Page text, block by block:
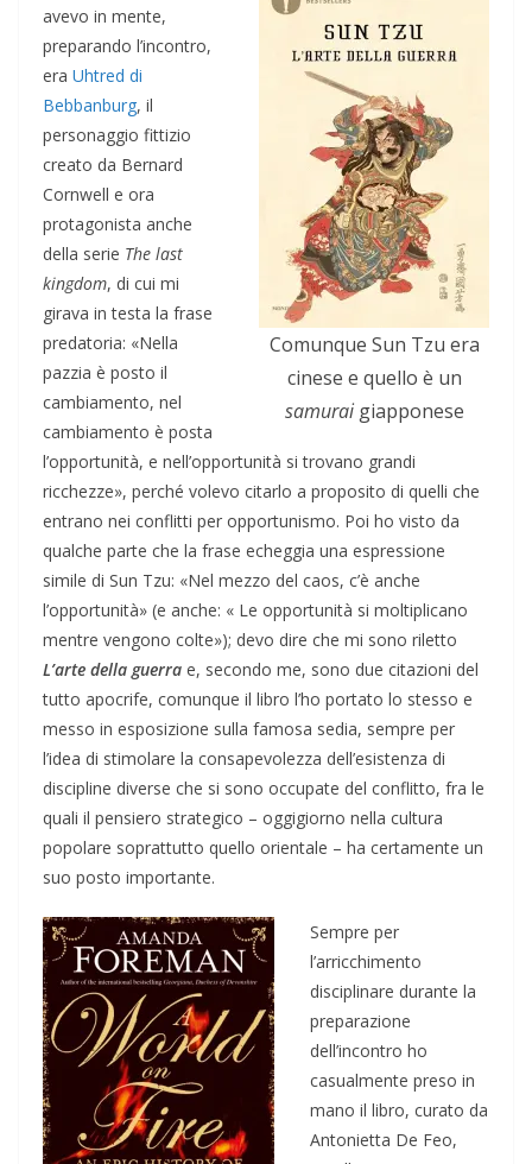
Comunque Sun Tzu era
cinese e quello è un
samuraigiapponese
avevo in mente,
preparando l’incontro,
era Uhtred di
Bebbanburg, il
personaggio fittizio
creato da Bernard
Cornwell e ora
protagonista anche
della serie The last
kingdom, di cui mi
girava in testa la frase
predatoria: «Nella
pazzia è posto il
cambiamento, nel
cambiamento è posta
l’opportunità, e nell’opportunità si trovano grandi
ricchezze», perché volevo citarlo a proposito di quelli che
entrano nei conflitti per opportunismo. Poi ho visto da
qualche parte che la frase echeggia una espressione
simile di Sun Tzu: «Nel mezzo del caos, c’è anche
l’opportunità» (e anche: « Le opportunità si moltiplicano
mentre vengono colte»); devo dire che mi sono riletto
L’arte della guerra e, secondo me, sono due citazioni del
tutto apocrife, comunque il libro l’ho portato lo stesso e
messo in esposizione sulla famosa sedia, sempre per
l’idea di stimolare la consapevolezza dell’esistenza di
discipline diverse che si sono occupate del conflitto, fra le
quali il pensiero strategico – oggigiorno nella cultura
popolare soprattutto quello orientale – ha certamente un
suo posto importante.
Sempre per
l’arricchimento
disciplinare durante la
preparazione
dell’incontro ho
casualmente preso in
mano il libro, curato da
Antonietta De Feo,